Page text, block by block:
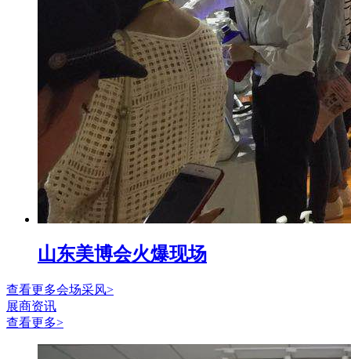
山东美博会火爆现场
查看更多会场采风>
展商资讯
查看更多>